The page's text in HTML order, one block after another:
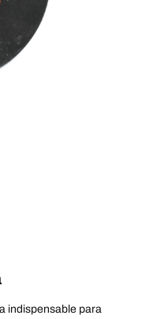
indispensable para